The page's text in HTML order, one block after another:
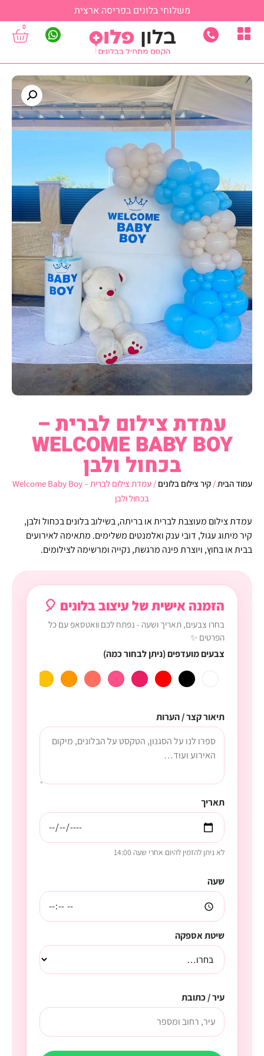
משלוחי בלונים בפריסה ארצית
0
עמדת צילום לברית –
WELCOME BABY BOY
בכחול ולבן
עמוד הבית /קיר צילום בלונים
/ עמדת צילום לברית – Welcome Baby Boy
בכחול ולבן
עמדת צילום מעוצבת לברית או בריתה, בשילוב בלונים בכחול ולבן,
קיר מיתוג עגול, דובי ענק ואלמנטים משלימים. מתאימה לאירועים
בבית או בחוץ, ויוצרת פינה מרגשת, נקייה ומרשימה לצילומים.
הזמנה אישית של עיצוב בלונים 🎈
בחרו צבעים, תאריך ושעה - נפתח לכם וואטסאפ עם כל
הפרטים ✨
צבעים מועדפים (ניתן לבחור כמה)
תיאור קצר / הערות
תאריך
לא ניתן להזמין להיום אחרי שעה 14:00
שעה
שיטת אספקה
עיר / כתובת